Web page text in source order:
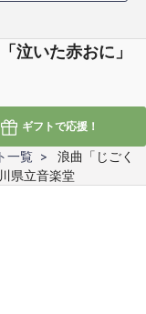
泣いた赤おに」
ギフトで応援！
一覧
浪曲「じごく
県立音楽堂